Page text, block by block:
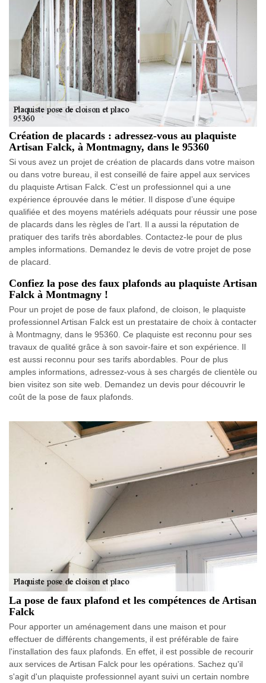
Création de placards : adressez-vous au plaquiste
Artisan Falck, à Montmagny, dans le 95360
Si vous avez un projet de création de placards dans votre maison
ou dans votre bureau, il est conseillé de faire appel aux services
du plaquiste Artisan Falck. C’est un professionnel qui a une
expérience éprouvée dans le métier. Il dispose d’une équipe
qualifiée et des moyens matériels adéquats pour réussir une pose
de placards dans les règles de l’art. Il a aussi la réputation de
pratiquer des tarifs très abordables. Contactez-le pour de plus
amples informations. Demandez le devis de votre projet de pose
de placard.
Confiez la pose des faux plafonds au plaquiste Artisan
Falck à Montmagny !
Pour un projet de pose de faux plafond, de cloison, le plaquiste
professionnel Artisan Falck est un prestataire de choix à contacter
à Montmagny, dans le 95360. Ce plaquiste est reconnu pour ses
travaux de qualité grâce à son savoir-faire et son expérience. Il
est aussi reconnu pour ses tarifs abordables. Pour de plus
amples informations, adressez-vous à ses chargés de clientèle ou
bien visitez son site web. Demandez un devis pour découvrir le
coût de la pose de faux plafonds.
La pose de faux plafond et les compétences de Artisan
Falck
Pour apporter un aménagement dans une maison et pour
effectuer de différents changements, il est préférable de faire
l'installation des faux plafonds. En effet, il est possible de recourir
aux services de Artisan Falck pour les opérations. Sachez qu'il
s'agit d'un plaquiste professionnel ayant suivi un certain nombre